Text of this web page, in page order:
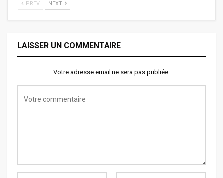
PREV NEXT
LAISSER UN COMMENTAIRE
Votre adresse email ne sera pas publiée.